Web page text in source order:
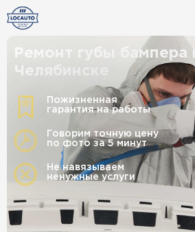
Ремонт губы бампера в
Челябинске
Пожизненная
гарантия на работы
Говорим точную цену
по фото за 5 минут
Не навязываем
ненужные услуги